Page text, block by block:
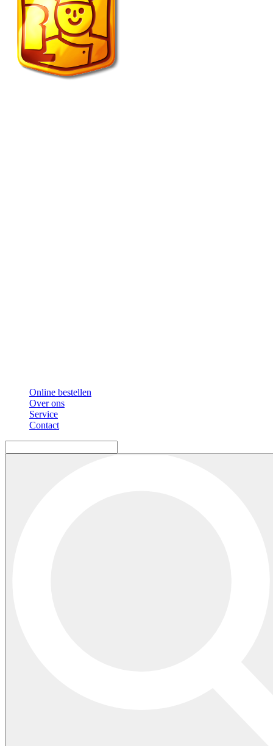
Online bestellen
Over ons
Service
Contact